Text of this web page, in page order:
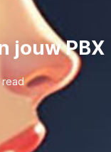
jouw PBX
read